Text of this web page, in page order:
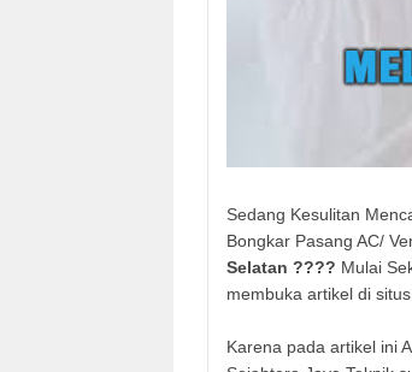
Sedang Kesulitan
Bongkar Pasang AC/
Selatan ???? Mulai
membuka artikel di
Karena pada artikel ini